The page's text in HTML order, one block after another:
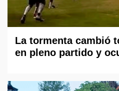
La tormenta cambió
en pleno partido y